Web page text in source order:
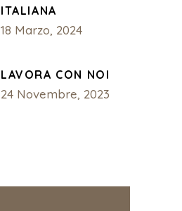
ITALIANA
18 Marzo, 2024
LAVORA CON NOI
24 Novembre, 2023